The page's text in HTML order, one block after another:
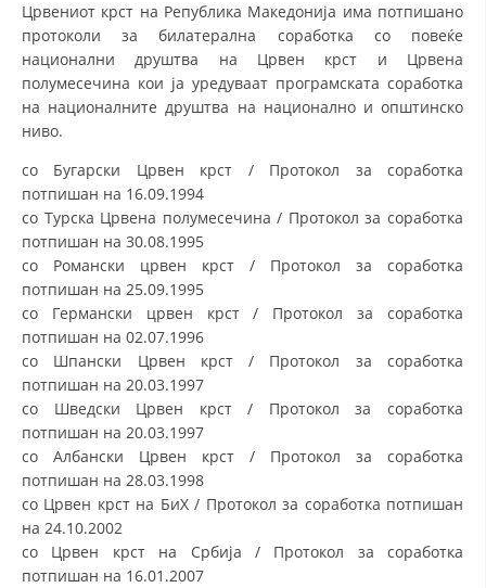
ЗА НАС
ДЕЈСТВУВАЊЕ
ПРИРАЧНИЦИ
ЕДУКАТИВНО ИНФОРМАТИВНИ МАТЕРИЈАЛИ
БРОШУРИ
Црвениот крст на Република Македонија има потпишано
протоколи за билатерална соработка со повеќе
национални друштва на Црвен крст и Црвена
полумесечина кои ја уредуваат програмската соработка
на националните друштва на национално и општинско
ниво.
со Бугарски Црвен крст / Протокол за соработка
потпишан на 16.09.1994
со Турска Црвена полумесечина / Протокол за соработка
потпишан на 30.08.1995
со Романски црвен крст / Протокол за соработка
потпишан на 25.09.1995
со Германски црвен крст / Протокол за соработка
потпишан на 02.07.1996
со Шпански Црвен крст / Протокол за соработка
потпишан на 20.03.1997
со Шведски Црвен крст / Протокол за соработка
потпишан на 20.03.1997
со Албански Црвен крст / Протокол за соработка
потпишан на 28.03.1998
со Црвен крст на БиХ / Протокол за соработка потпишан
на 24.10.2002
со Црвен крст на Србија / Протокол за соработка
потпишан на 16.01.2007